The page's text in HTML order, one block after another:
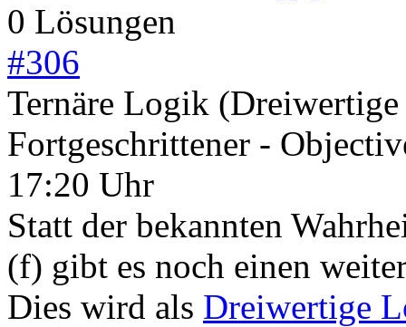
0 Lösungen
#306
Ternäre Logik
Fortgeschrittener -
17:20 Uhr
Statt der bekannten
(f) gibt es noch einen
Dies wird als Dreiwertige